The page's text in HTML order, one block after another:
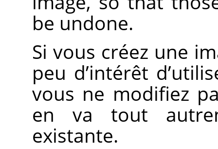
be undone.
Si vous créez une
peu d’intérêt
vous ne modifiez
en va tout
existante.